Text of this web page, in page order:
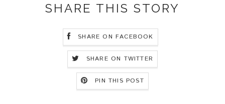
SHARE THIS STORY
SHARE ON FACEBOOK
SHARE ON TWITTER
PIN THIS POST